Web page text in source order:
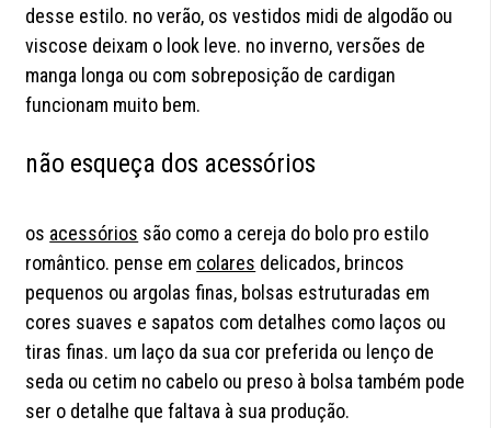
desse estilo. no verão, os vestidos midi de algodão ou
viscose deixam o look leve. no inverno, versões de
manga longa ou com sobreposição de cardigan
funcionam muito bem.
não esqueça dos acessórios
os acessórios são como a cereja do bolo pro estilo
romântico. pense em colares delicados, brincos
pequenos ou argolas finas, bolsas estruturadas em
cores suaves e sapatos com detalhes como laços ou
tiras finas. um laço da sua cor preferida ou lenço de
seda ou cetim no cabelo ou preso à bolsa também pode
ser o detalhe que faltava à sua produção.